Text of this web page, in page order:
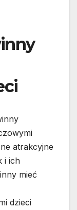
atrakcyjne
i ich
mieć
dzieci